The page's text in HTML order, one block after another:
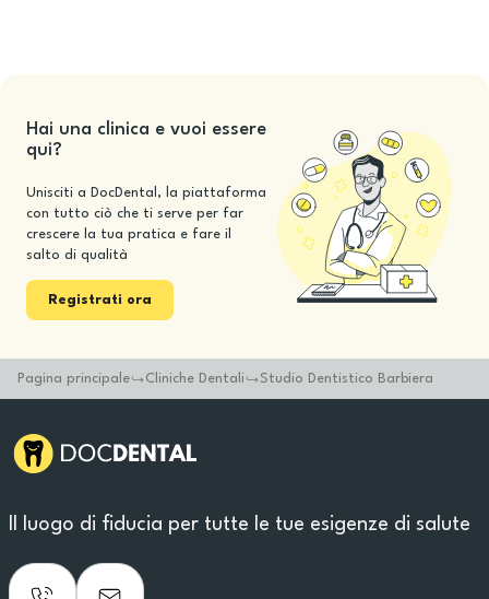
Hai una clinica e vuoi essere
qui?
Unisciti a DocDental, la piattaforma
con tutto ciò che ti serve per far
crescere la tua pratica e fare il
salto di qualità
Registrati ora
Pagina principale Cliniche Dentali Studio Dentistico Barbiera
Il luogo di fiducia per tutte le tue esigenze di salute